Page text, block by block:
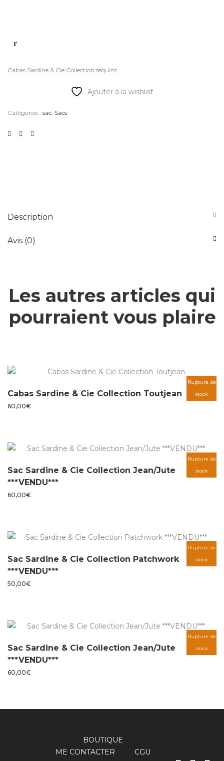
Cabas Sardine & Cie Collection sequins
Ajouter à la wishlist
Catégories : sac, Sacs
Description
Avis (0)
Les autres articles qui
pourraient vous plaire
Rupture de
stock
Cabas Sardine & Cie Collection Toutjean
60,00€
Rupture de
stock
Sac Sardine & Cie Collection Jean/Jute
***VENDU***
60,00€
Rupture de
stock
Sac Sardine & Cie Collection Patchwork
***VENDU***
50,00€
Rupture de
stock
Sac Sardine & Cie Collection Jean/Jute
***VENDU***
60,00€
BOUTIQUE
ME CONTACTER
CGU